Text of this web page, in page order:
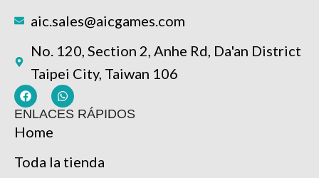
aic.sales@aicgames.com
No. 120, Section 2, Anhe Rd, Da'an District
Taipei City, Taiwan 106
ENLACES RÁPIDOS
Home
Toda la tienda